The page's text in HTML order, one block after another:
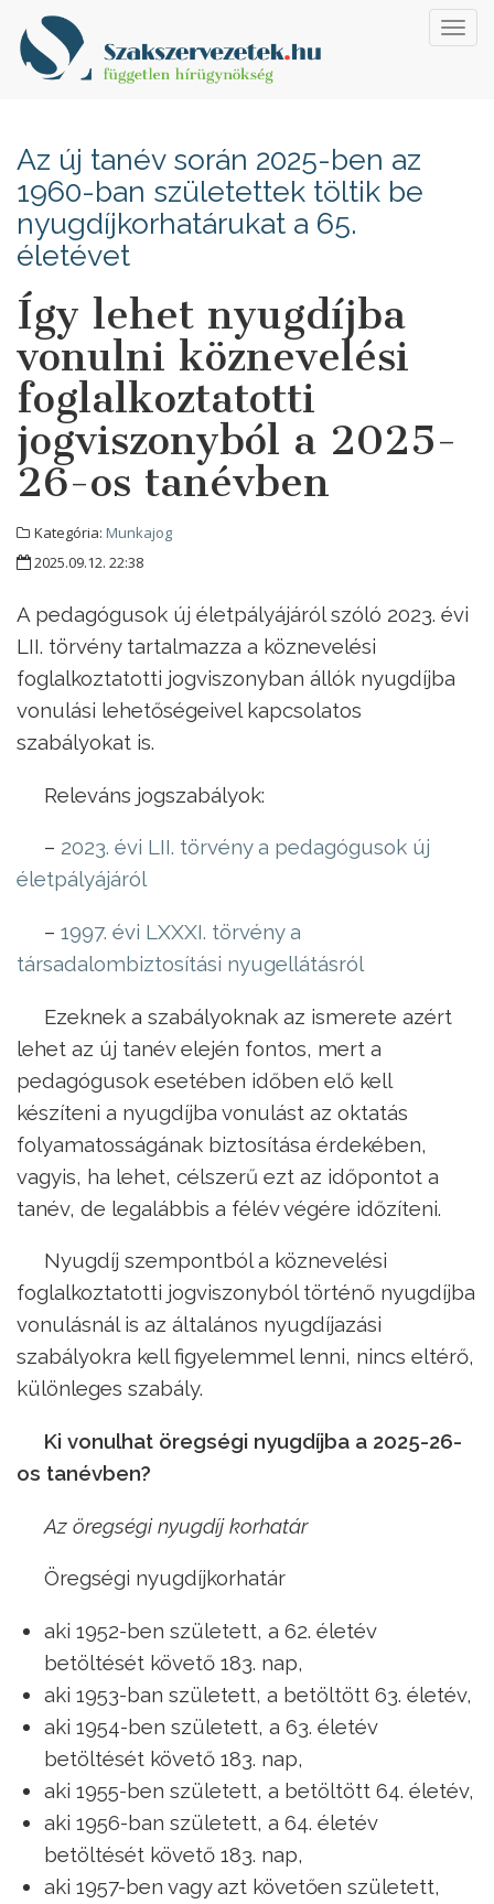
Az új tanév során 2025-ben az
1960-ban születettek töltik be
nyugdíjkorhatárukat a 65.
életévet
Így lehet nyugdíjba
vonulni köznevelési
foglalkoztatotti
jogviszonyból a 2025-
26-os tanévben
Kategória: Munkajog
2025.09.12. 22:38
A pedagógusok új életpályájáról szóló 2023. évi
LII. törvény tartalmazza a köznevelési
foglalkoztatotti jogviszonyban állók nyugdíjba
vonulási lehetőségeivel kapcsolatos
szabályokat is.
Releváns jogszabályok:
– 2023. évi LII. törvény a pedagógusok új
életpályájáról
– 1997. évi LXXXI. törvény a
társadalombiztosítási nyugellátásról
Ezeknek a szabályoknak az ismerete azért
lehet az új tanév elején fontos, mert a
pedagógusok esetében időben elő kell
készíteni a nyugdíjba vonulást az oktatás
folyamatosságának biztosítása érdekében,
vagyis, ha lehet, célszerű ezt az időpontot a
tanév, de legalábbis a félév végére időzíteni.
Nyugdíj szempontból a köznevelési
foglalkoztatotti jogviszonyból történő nyugdíjba
vonulásnál is az általános nyugdíjazási
szabályokra kell figyelemmel lenni, nincs eltérő,
különleges szabály.
Ki vonulhat öregségi nyugdíjba a 2025-26-
os tanévben?
Az öregségi nyugdíj korhatár
Öregségi nyugdíjkorhatár
aki 1952-ben született, a 62. életév
betöltését követő 183. nap,
aki 1953-ban született, a betöltött 63. életév,
aki 1954-ben született, a 63. életév
betöltését követő 183. nap,
aki 1955-ben született, a betöltött 64. életév,
aki 1956-ban született, a 64. életév
betöltését követő 183. nap,
aki 1957-ben vagy azt követően született,